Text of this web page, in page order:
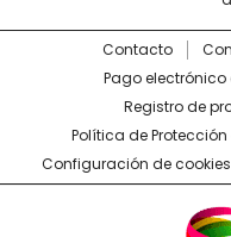
Contacto
Pago electrónico
Registro de
Política de Protección
Configuración de cookies